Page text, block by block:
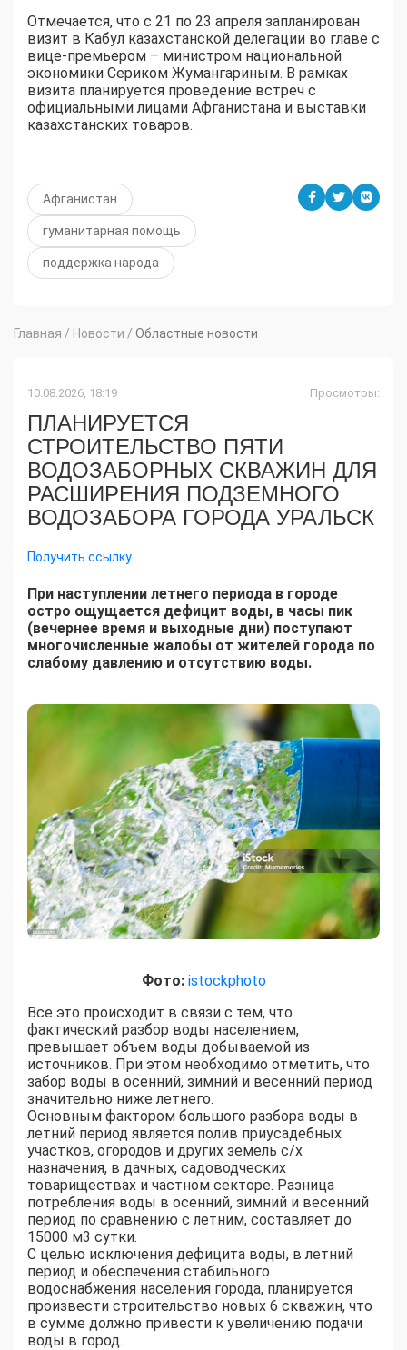
Отмечается, что с 21 по 23 апреля запланирован
визит в Кабул казахстанской делегации во главе с
вице-премьером – министром национальной
экономики Сериком Жумангариным. В рамках
визита планируется проведение встреч с
официальными лицами Афганистана и выставки
казахстанских товаров.
Афганистан
гуманитарная помощь
поддержка народа
Главная / Новости / Областные новости
10.08.2026, 18:19 Просмотры:
ПЛАНИРУЕТСЯ
СТРОИТЕЛЬСТВО ПЯТИ
ВОДОЗАБОРНЫХ СКВАЖИН ДЛЯ
РАСШИРЕНИЯ ПОДЗЕМНОГО
ВОДОЗАБОРА ГОРОДА УРАЛЬСК
Получить ссылку
При наступлении летнего периода в городе
остро ощущается дефицит воды, в часы пик
(вечернее время и выходные дни) поступают
многочисленные жалобы от жителей города по
слабому давлению и отсутствию воды.
Фото: istockphoto
Все это происходит в связи с тем, что
фактический разбор воды населением,
превышает объем воды добываемой из
источников. При этом необходимо отметить, что
забор воды в осенний, зимний и весенний период
значительно ниже летнего.
Основным фактором большого разбора воды в
летний период является полив приусадебных
участков, огородов и других земель с/х
назначения, в дачных, садоводческих
товариществах и частном секторе. Разница
потребления воды в осенний, зимний и весенний
период по сравнению с летним, составляет до
15000 м3 сутки.
С целью исключения дефицита воды, в летний
период и обеспечения стабильного
водоснабжения населения города, планируется
произвести строительство новых 6 скважин, что
в сумме должно привести к увеличению подачи
воды в город.